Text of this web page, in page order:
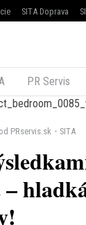
SITA Doprava
PR Servis
od PRservis.sk SITA